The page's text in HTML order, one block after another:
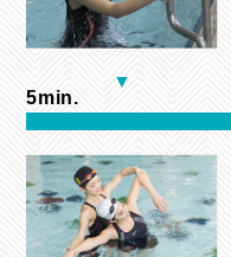
5min.